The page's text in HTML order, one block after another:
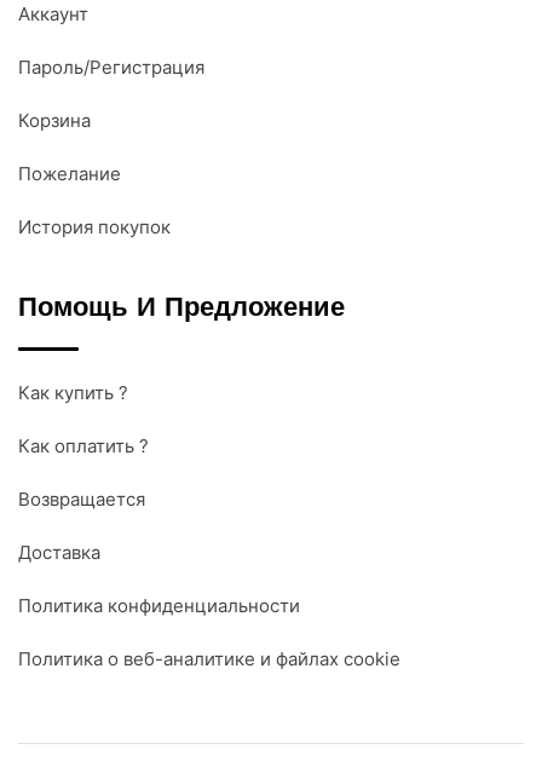
Аккаунт
Пароль/Регистрация
Корзина
Пожелание
История покупок
Помощь И Предложение
Как купить ?
Как оплатить ?
Возвращается
Доставка
Политика конфиденциальности
Политика о веб-аналитике и файлах cookie